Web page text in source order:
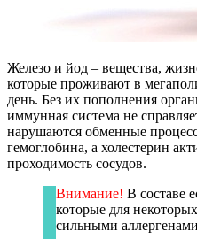
Железо и йод – вещества,
которые проживают в
день. Без их пополнения
иммунная система не
нарушаются обменные
гемоглобина, а холестерин
проходимость сосудов.
Внимание! В составе
которые для
сильными